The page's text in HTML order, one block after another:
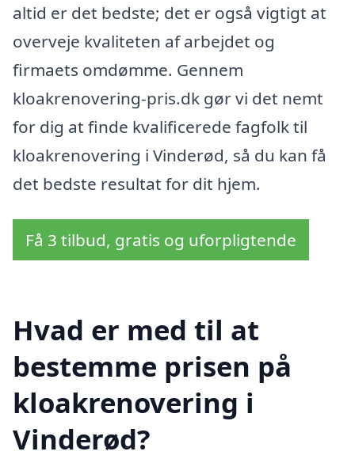
altid er det bedste; det er også vigtigt at
overveje kvaliteten af arbejdet og
firmaets omdømme. Gennem
kloakrenovering-pris.dk gør vi det nemt
for dig at finde kvalificerede fagfolk til
kloakrenovering i Vinderød, så du kan få
det bedste resultat for dit hjem.
Få 3 tilbud, gratis og uforpligtende
Hvad er med til at
bestemme prisen på
kloakrenovering i
Vinderød?